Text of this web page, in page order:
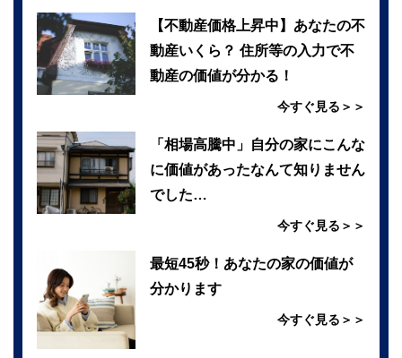
【不動産価格上昇中】あなたの不
動産いくら？ 住所等の入力で不
動産の価値が分かる！
今すぐ見る＞＞
「相場高騰中」自分の家にこんな
に価値があったなんて知りません
でした…
今すぐ見る＞＞
最短45秒！あなたの家の価値が
分かります
今すぐ見る＞＞